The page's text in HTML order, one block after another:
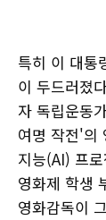
특히 이 대통
이 두드러졌
자 독립운동
여명 작전'의
지능(AI) 프
영화제 학생
영화감독이